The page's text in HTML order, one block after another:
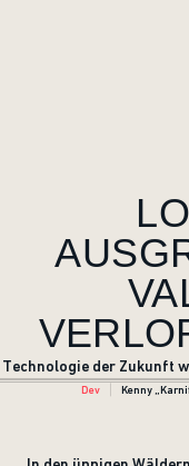
Technologie der Zukunft
Dev Kenny